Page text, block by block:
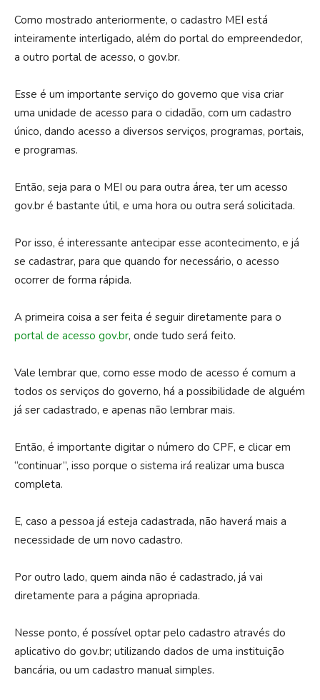
Como mostrado anteriormente, o cadastro MEI está
inteiramente interligado, além do portal do empreendedor,
a outro portal de acesso, o gov.br.
Esse é um importante serviço do governo que visa criar
uma unidade de acesso para o cidadão, com um cadastro
único, dando acesso a diversos serviços, programas, portais,
e programas.
Então, seja para o MEI ou para outra área, ter um acesso
gov.br é bastante útil, e uma hora ou outra será solicitada.
Por isso, é interessante antecipar esse acontecimento, e já
se cadastrar, para que quando for necessário, o acesso
ocorrer de forma rápida.
A primeira coisa a ser feita é seguir diretamente para o
portal de acesso gov.br, onde tudo será feito.
Vale lembrar que, como esse modo de acesso é comum a
todos os serviços do governo, há a possibilidade de alguém
já ser cadastrado, e apenas não lembrar mais.
Então, é importante digitar o número do CPF, e clicar em
“continuar”, isso porque o sistema irá realizar uma busca
completa.
E, caso a pessoa já esteja cadastrada, não haverá mais a
necessidade de um novo cadastro.
Por outro lado, quem ainda não é cadastrado, já vai
diretamente para a página apropriada.
Nesse ponto, é possível optar pelo cadastro através do
aplicativo do gov.br; utilizando dados de uma instituição
bancária, ou um cadastro manual simples.